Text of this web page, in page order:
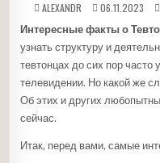
ALEXANDR 06.11.2023
Интересные факты о
узнать структуру и
тевтонцах до сих пор часто
телевидении. Но какой же
Об этих и других
сейчас.
Итак, перед вами, самые